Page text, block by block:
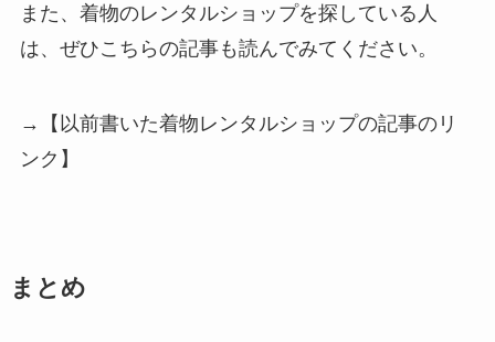
また、着物のレンタルショップを探している人
は、ぜひこちらの記事も読んでみてください。
→【以前書いた着物レンタルショップの記事のリ
ンク】
まとめ